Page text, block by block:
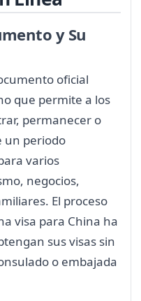
y Su
oficial
que permite a los
permanecer o
un periodo
varios
negocios,
El proceso
visa para China ha
sus visas sin
o embajada